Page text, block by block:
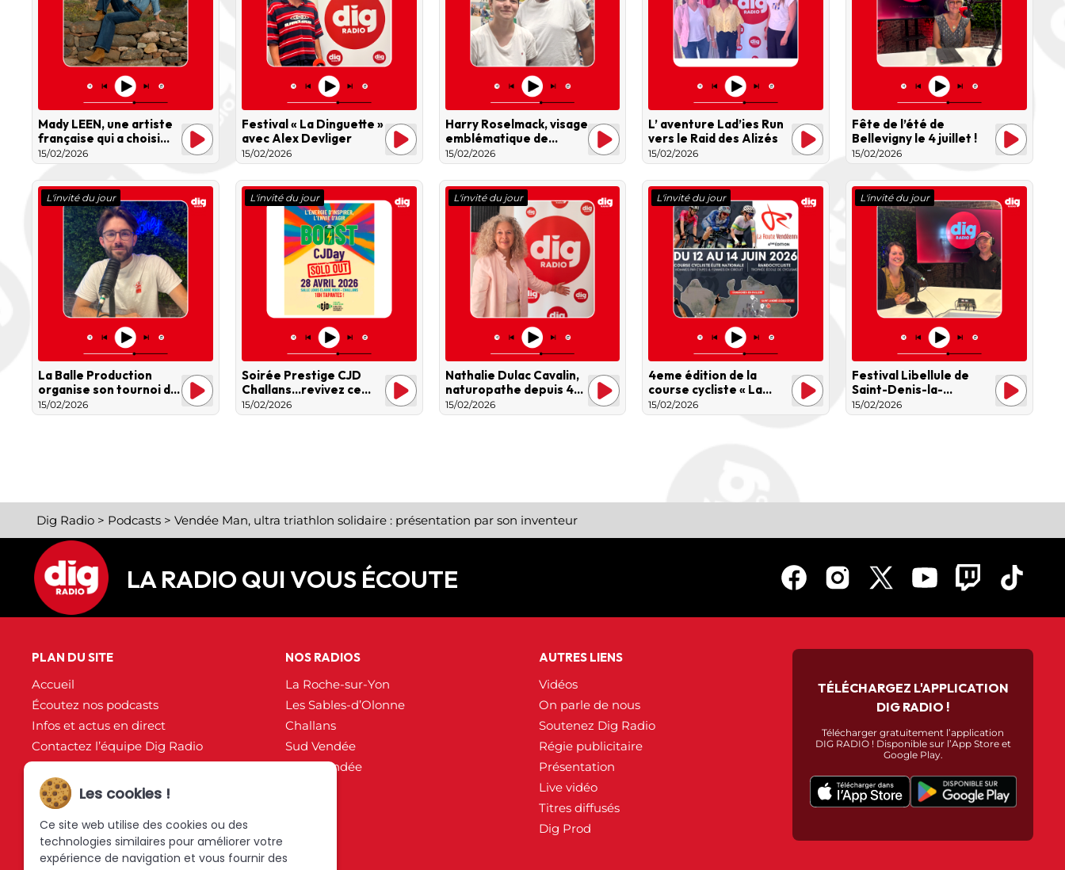
Mady LEEN, une artiste
française qui a choisi
une voie peu commune :
la country-pop
15/02/2026
Festival « La Dinguette »
avec Alex Devliger
15/02/2026
Harry Roselmack, visage
emblématique de
l’émission Sept à Huit
sur TF1
15/02/2026
L’ aventure Lad’ies Run
vers le Raid des Alizés
15/02/2026
Fête de l’été de
Bellevigny le 4 juillet !
15/02/2026
L'invité du jour
La Balle Production
organise son tournoi de
Beer Pong
15/02/2026
L'invité du jour
Soirée Prestige CJD
Challans…revivez ce
moment !
15/02/2026
L'invité du jour
Nathalie Dulac Cavalin,
naturopathe depuis 40
ans…
15/02/2026
L'invité du jour
4eme édition de la
course cycliste « La
Route Vendéenne »
15/02/2026
L'invité du jour
Festival Libellule de
Saint-Denis-la-
Chevasse, un
événement familial
15/02/2026
Dig Radio > Podcasts > Vendée Man, ultra triathlon solidaire : présentation par son inventeur
LA RADIO QUI VOUS ÉCOUTE
PLAN DU SITE
Accueil
Écoutez nos podcasts
Infos et actus en direct
Contactez l’équipe Dig Radio
Partenaires
Plan du site
Mentions légales
Politique de confidentialité
NOS RADIOS
La Roche-sur-Yon
Les Sables-d’Olonne
Challans
Sud Vendée
Nord Vendée
AUTRES LIENS
Vidéos
On parle de nous
Soutenez Dig Radio
Régie publicitaire
Présentation
Live vidéo
Titres diffusés
Dig Prod
TÉLÉCHARGEZ L'APPLICATION
DIG RADIO !
Télécharger gratuitement l’application
DIG RADIO ! Disponible sur l’App Store et
Google Play.
Les cookies !
Ce site web utilise des cookies ou des
technologies similaires pour améliorer votre
expérience de navigation et vous fournir des